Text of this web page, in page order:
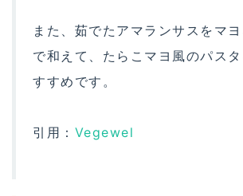
また、茹でたアマランサスをマ
で和えて、たらこマヨ風のパス
すすめです。
引用： Vegewel